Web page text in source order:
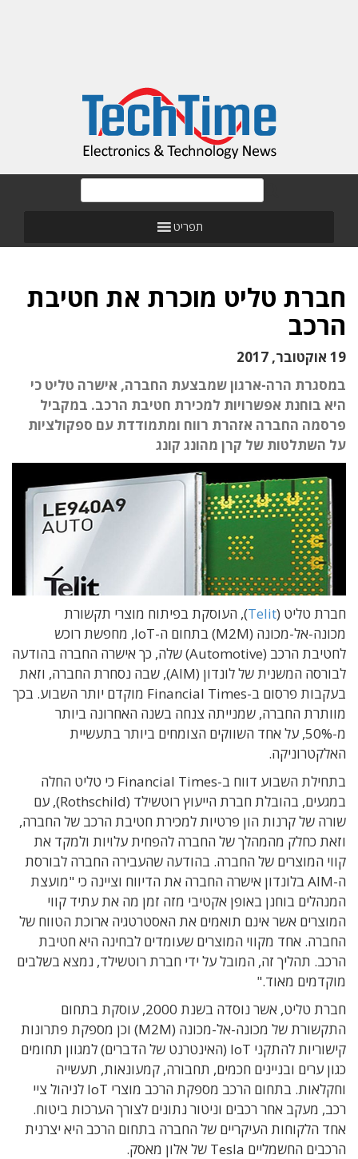
תפריט
חברת טליט מוכרת את חטיבת
הרכב
19 אוקטובר, 2017
במסגרת הרה-ארגון שמבצעת החברה, אישרה טליט כי
היא בוחנת אפשרויות למכירת חטיבת הרכב. במקביל
פרסמה החברה אזהרת רווח ומתמודדת עם ספקולציות
על השתלטות של קרן מהונג קונג
חברת טליט (Telit), העוסקת בפיתוח מוצרי תקשורת
מכונה-אל-מכונה (M2M) בתחום ה-IoT, מחפשת רוכש
לחטיבת הרכב (Automotive) שלה, כך אישרה החברה בהודעה
לבורסה המשנית של לונדון (AIM), שבה נסחרת החברה, וזאת
בעקבות פרסום ב-Financial Times מוקדם יותר השבוע. בכך
מוותרת החברה, שמנייתה צנחה בשנה האחרונה ביותר
מ-50%, על אחד השווקים הצומחים ביותר בתעשיית
האלקטרוניקה.
בתחילת השבוע דווח ב-Financial Times כי טליט החלה
במגעים, בהובלת חברת הייעוץ רוטשילד (Rothschild), עם
שורה של קרנות הון פרטיות למכירת חטיבת הרכב של החברה,
וזאת כחלק מהמהלך של החברה להפחית עלויות ולמקד את
קווי המוצרים של החברה. בהודעה שהעבירה החברה לבורסת
ה-AIM בלונדון אישרה החברה את הדיווח וציינה כי "מועצת
המנהלים בוחנן באופן אקטיבי מזה זמן מה את עתיד קווי
המוצרים אשר אינם תואמים את האסטרטגיה ארוכת הטווח של
החברה. אחד מקווי המוצרים שעומדים לבחינה היא חטיבת
הרכב. תהליך זה, המובל על ידי חברת רוטשילד, נמצא בשלבים
מוקדמים מאוד."
חברת טליט, אשר נוסדה בשנת 2000, עוסקת בתחום
התקשורת של מכונה-אל-מכונה (M2M) וכן מספקת פתרונות
קישוריות להתקני IoT (האינטרנט של הדברים) למגוון תחומים
כגון ערים ובניינים חכמים, תחבורה, קמעונאות, תעשייה
וחקלאות. בתחום הרכב מספקת הרכב מוצרי IoT לניהול ציי
רכב, מעקב אחר רכבים וניטור נתונים לצורך הערכות ביטוח.
אחד הלקוחות העיקריים של החברה בתחום הרכב היא יצרנית
הרכבים החשמליים Tesla של אלון מאסק.